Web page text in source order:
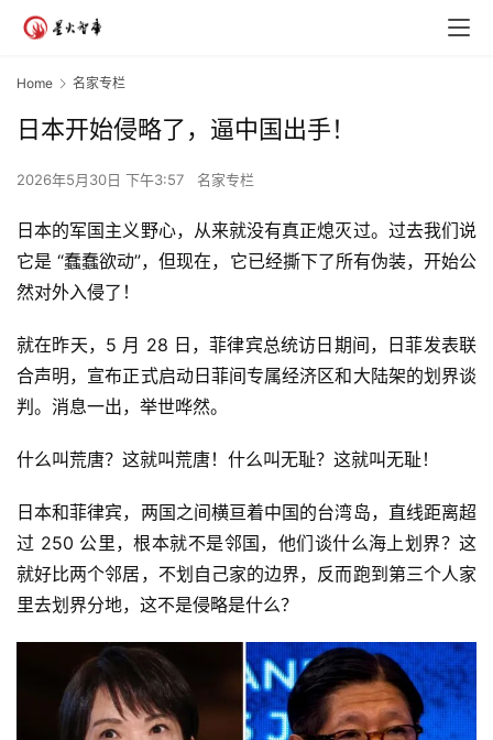
Home 名家专栏
日本开始侵略了，逼中国出手！
2026年5月30日 下午3:57 名家专栏
日本的军国主义野心，从来就没有真正熄灭过。过去我们说
它是 “蠢蠢欲动”，但现在，它已经撕下了所有伪装，开始公
然对外入侵了！
就在昨天，5 月 28 日，菲律宾总统访日期间，日菲发表联
合声明，宣布正式启动日菲间专属经济区和大陆架的划界谈
判。消息一出，举世哗然。
什么叫荒唐？这就叫荒唐！什么叫无耻？这就叫无耻！
日本和菲律宾，两国之间横亘着中国的台湾岛，直线距离超
过 250 公里，根本就不是邻国，他们谈什么海上划界？这
就好比两个邻居，不划自己家的边界，反而跑到第三个人家
里去划界分地，这不是侵略是什么？